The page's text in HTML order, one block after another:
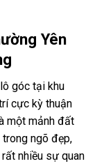
Yên
góc tại khu
cực kỳ thuận
một mảnh đất
ngõ đẹp,
nhiều sự quan